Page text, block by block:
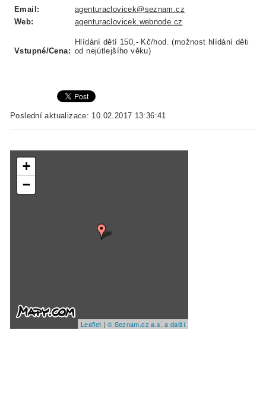
Email:
agenturaclovicek@seznam.cz
Web:
agenturaclovicek.webnode.cz
Vstupné/Cena:
Hlídání dětí 150,- Kč/hod. (možnost hlídání děti
od nejútlejšího věku)
Poslední aktualizace: 10.02.2017 13:36:41
+
−
Leaflet | © Seznam.cz a.s. a další